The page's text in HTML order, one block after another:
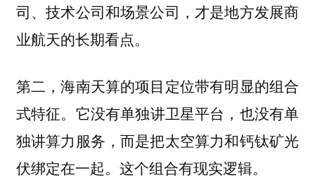
司、技术公司和场景公司，才是地方发展商
业航天的长期看点。
第二，海南天算的项目定位带有明显的组合
式特征。 它没有单独讲卫星平台，也没有单
独讲算力服务，而是把太空算力和钙钛矿光
伏绑定在一起。这个组合有现实逻辑。